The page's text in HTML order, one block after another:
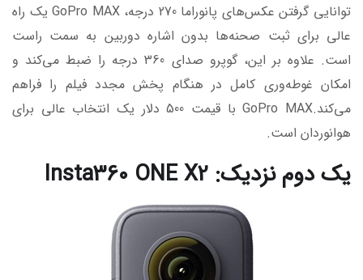
توانایی گرفتن عکس‌های پانوراما 270 درجه، GoPro MAX یک راه
عالی برای ثبت صحنه‌ها بدون اشاره دوربین به سمت راست
است. علاوه بر این، گوپرو صدای 360 درجه را ضبط می‌کند و
امکان غوطه‌وری کامل در هنگام پخش مجدد فیلم را فراهم
می‌کند.GoPro MAX با قیمت 500 دلار یک انتخاب عالی برای
هوانوردان است.
یک دوم نزدیک: Insta360 ONE X2